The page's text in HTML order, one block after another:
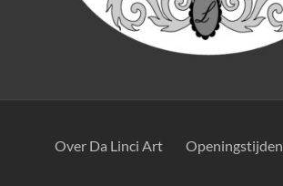
Over Da Linci Art Openingstijden